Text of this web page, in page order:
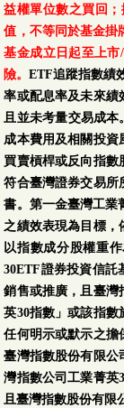
益權單位數之買回
值，不等同於基金掛
基金成立日起至上
險。ETF追蹤指數績
率或配息率及未來績
且並未考量交易成本
成本費用及相關投資
買賣槓桿或反向指數
符合臺灣證券交易所
書。第一金臺灣工業
之績效表現為目標，
以指數成分股權重
30ETF證券投資信託
銷售或推廣，且臺灣
英30指數」或該指
任何明示或默示之擔
臺灣指數股份有限公
灣指數公司工業菁英
且臺灣指數股份有限